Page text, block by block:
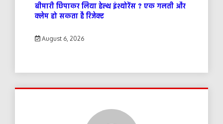
बीमारी छिपाकर लिया हेल्थ इंश्योरेंस ? एक गलती और
क्लेम हो सकता है रिजेक्ट
August 6, 2026